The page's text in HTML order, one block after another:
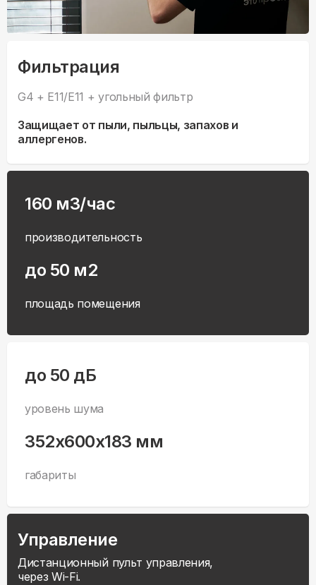
Фильтрация
G4 + E11/E11 + угольный фильтр
Защищает от пыли, пыльцы, запахов и
аллергенов.
160 м3/час
производительность
до 50 м2
площадь помещения
до 50 дБ
уровень шума
352x600x183 мм
габариты
Управление
Дистанционный пульт управления,
через Wi-Fi.